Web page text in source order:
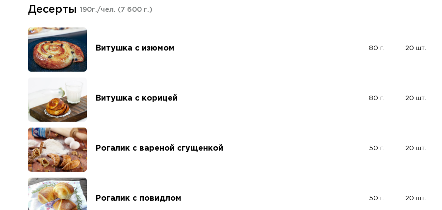
Десерты 190г./чел. (7 600 г.)
Витушка с изюмом 80 г. 20 шт.
Витушка с корицей 80 г. 20 шт.
Рогалик с вареной сгущенкой 50 г. 20 шт.
Рогалик с повидлом 50 г. 20 шт.